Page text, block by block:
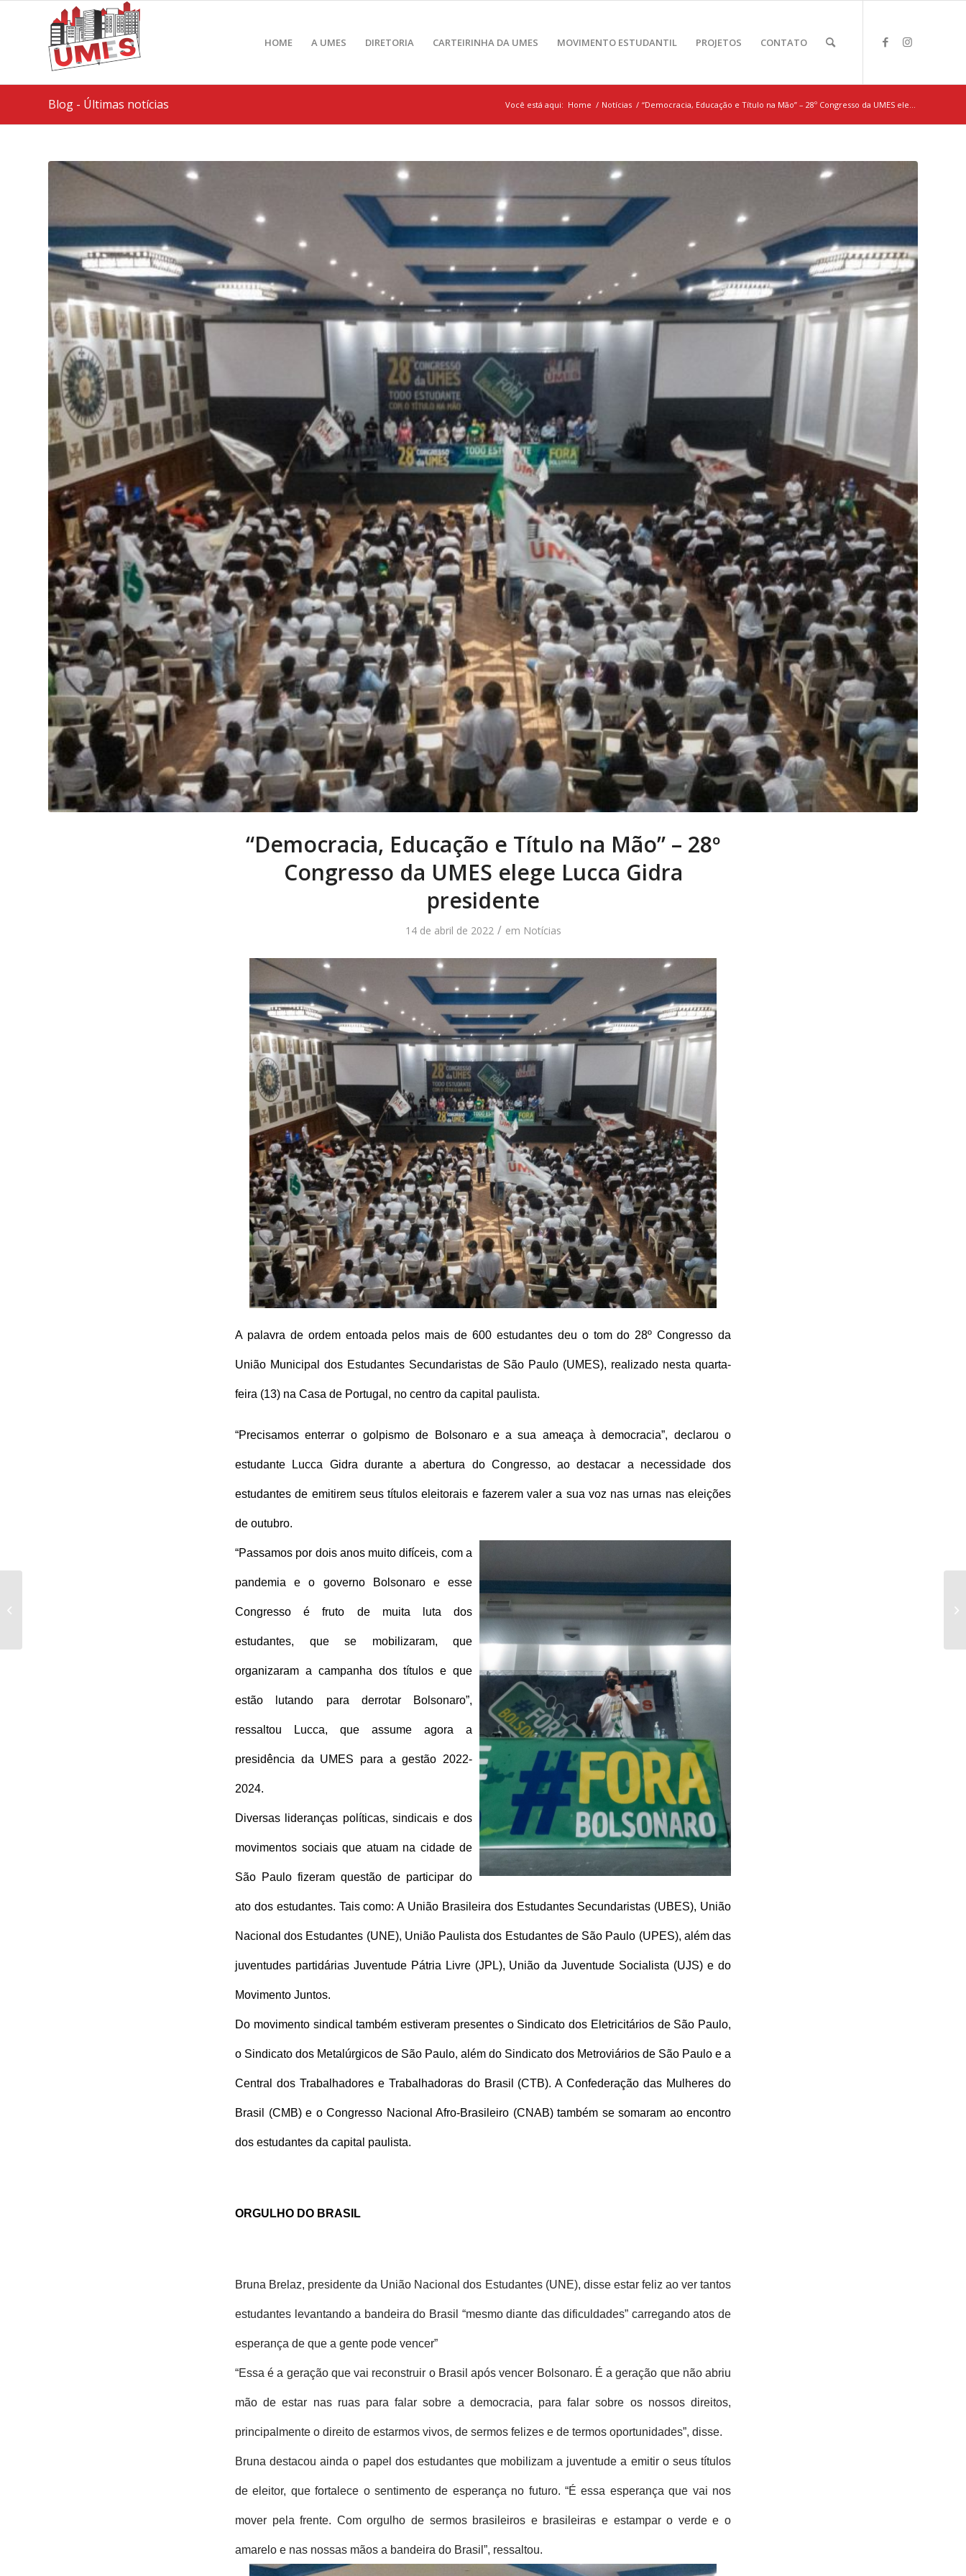
HOME A UMES DIRETORIA CARTEIRINHA DA UMES MOVIMENTO ESTUDANTIL PROJETOS CONTATO
Blog - Últimas notícias Você está aqui: Home / Notícias / “Democracia, Educação e Título na Mão” – 28º Congresso da UMES ele...
“Democracia, Educação e Título na Mão” – 28º
Congresso da UMES elege Lucca Gidra
presidente
14 de abril de 2022 / em Notícias
A palavra de ordem entoada pelos mais de 600 estudantes deu o tom do 28º Congresso da
União Municipal dos Estudantes Secundaristas de São Paulo (UMES), realizado nesta quarta-
feira (13) na Casa de Portugal, no centro da capital paulista.
“Precisamos enterrar o golpismo de Bolsonaro e a sua ameaça à democracia”, declarou o
estudante Lucca Gidra durante a abertura do Congresso, ao destacar a necessidade dos
estudantes de emitirem seus títulos eleitorais e fazerem valer a sua voz nas urnas nas eleições
de outubro.
“Passamos por dois anos muito difíceis, com a
pandemia e o governo Bolsonaro e esse
Congresso é fruto de muita luta dos
estudantes, que se mobilizaram, que
organizaram a campanha dos títulos e que
estão lutando para derrotar Bolsonaro”,
ressaltou Lucca, que assume agora a
presidência da UMES para a gestão 2022-
2024.
Diversas lideranças políticas, sindicais e dos
movimentos sociais que atuam na cidade de
São Paulo fizeram questão de participar do
ato dos estudantes. Tais como: A União Brasileira dos Estudantes Secundaristas (UBES), União
Nacional dos Estudantes (UNE), União Paulista dos Estudantes de São Paulo (UPES), além das
juventudes partidárias Juventude Pátria Livre (JPL), União da Juventude Socialista (UJS) e do
Movimento Juntos.
Do movimento sindical também estiveram presentes o Sindicato dos Eletricitários de São Paulo,
o Sindicato dos Metalúrgicos de São Paulo, além do Sindicato dos Metroviários de São Paulo e a
Central dos Trabalhadores e Trabalhadoras do Brasil (CTB). A Confederação das Mulheres do
Brasil (CMB) e o Congresso Nacional Afro-Brasileiro (CNAB) também se somaram ao encontro
dos estudantes da capital paulista.
ORGULHO DO BRASIL
Bruna Brelaz, presidente da União Nacional dos Estudantes (UNE), disse estar feliz ao ver tantos
estudantes levantando a bandeira do Brasil “mesmo diante das dificuldades” carregando atos de
esperança de que a gente pode vencer”
“Essa é a geração que vai reconstruir o Brasil após vencer Bolsonaro. É a geração que não abriu
mão de estar nas ruas para falar sobre a democracia, para falar sobre os nossos direitos,
principalmente o direito de estarmos vivos, de sermos felizes e de termos oportunidades”, disse.
Bruna destacou ainda o papel dos estudantes que mobilizam a juventude a emitir o seus títulos
de eleitor, que fortalece o sentimento de esperança no futuro. “É essa esperança que vai nos
mover pela frente. Com orgulho de sermos brasileiros e brasileiras e estampar o verde e o
amarelo e nas nossas mãos a bandeira do Brasil”, ressaltou.